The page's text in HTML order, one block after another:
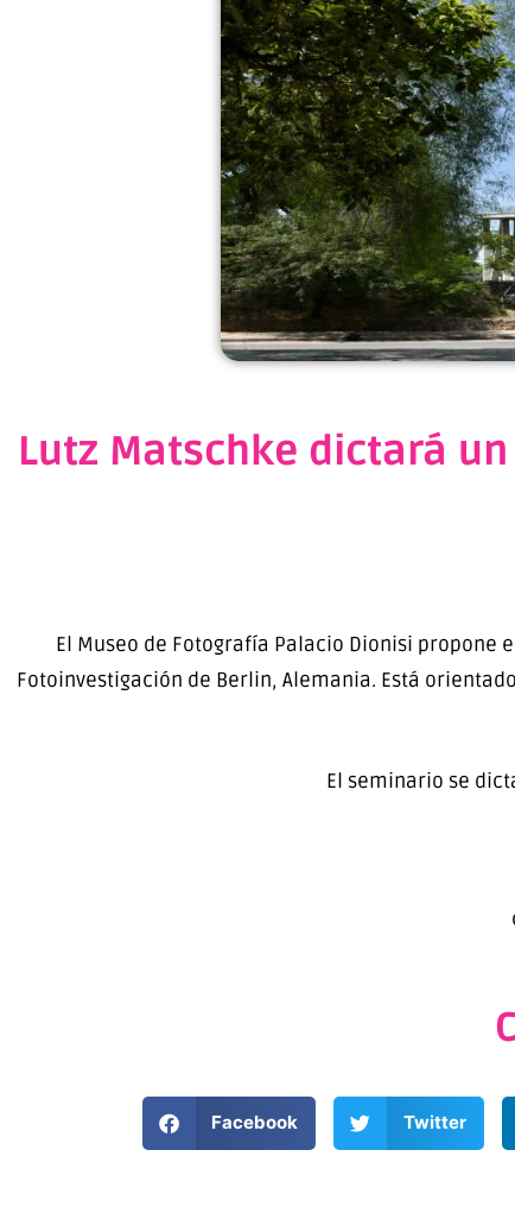
Lutz Matschke dictará
El Museo de Fotografía Palacio Dionisi
Fotoinvestigación de Berlin, Alemania. Está
El seminario se
Facebook Twitter